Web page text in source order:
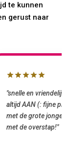
te kunnen
gerust naar
"Top
het
was meteen
gemaakt.